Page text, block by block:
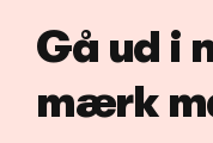
Gå ud i
mærk